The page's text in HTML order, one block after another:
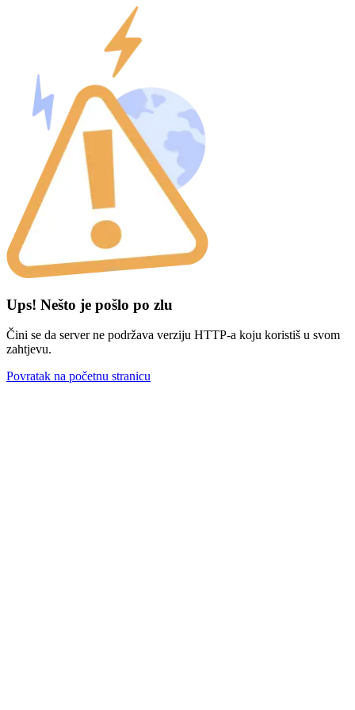
Ups! Nešto je pošlo po zlu
Čini se da server ne podržava verziju HTTP-a koju koristiš u svom
zahtjevu.
Povratak na početnu stranicu